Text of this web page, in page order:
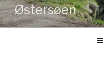
Østersøen